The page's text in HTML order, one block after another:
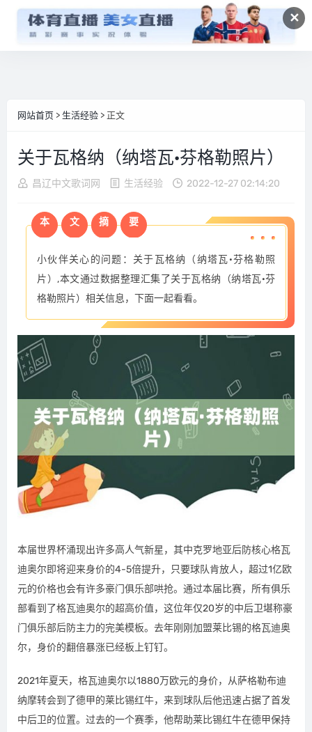
✕
网站首页 > 生活经验 > 正文
关于瓦格纳（纳塔瓦·芬格勒照片）
昌辽中文歌词网 生活经验 2022-12-27 02:14:20
本 文 摘 要
小伙伴关心的问题：关于瓦格纳（纳塔瓦·芬格勒照
片）,本文通过数据整理汇集了关于瓦格纳（纳塔瓦·芬
格勒照片）相关信息，下面一起看看。
本届世界杯涌现出许多高人气新星，其中克罗地亚后防核心格瓦
迪奥尔即将迎来身价的4-5倍提升，只要球队肯放人，超过1亿欧
元的价格也会有许多豪门俱乐部哄抢。通过本届比赛，所有俱乐
部看到了格瓦迪奥尔的超高价值，这位年仅20岁的中后卫堪称豪
门俱乐部后防主力的完美模板。去年刚刚加盟莱比锡的格瓦迪奥
尔，身价的翻倍暴涨已经板上钉钉。
2021年夏天，格瓦迪奥尔以1880万欧元的身价，从萨格勒布迪
纳摩转会到了德甲的莱比锡红牛，来到球队后他迅速占据了首发
中后卫的位置。过去的一个赛季，他帮助莱比锡红牛在德甲保持